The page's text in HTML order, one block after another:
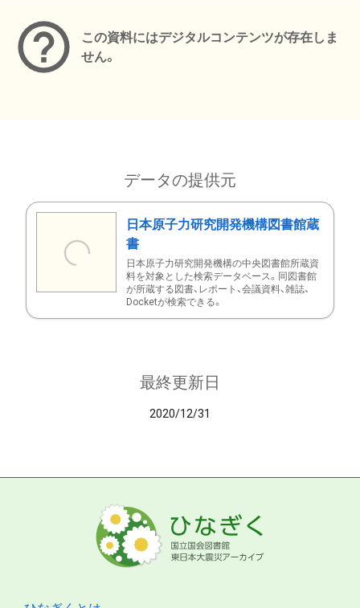
この資料にはデジタルコンテンツが存在しま
せん。
データの提供元
日本原子力研究開発機構図書館蔵
書
日本原子力研究開発機構の中央図書館所蔵資
料を対象とした検索データベース。同図書館
が所蔵する図書、レポート、会議資料、雑誌、
Docketが検索できる。
最終更新日
2020/12/31